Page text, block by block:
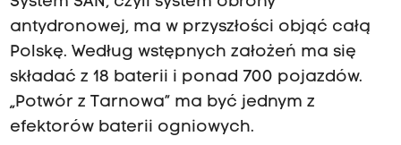
antydronowej, ma w przyszłości objąć całą
Polskę. Według wstępnych założeń ma się
składać z 18 baterii i ponad 700 pojazdów.
„Potwór z Tarnowa” ma być jednym z
efektorów baterii ogniowych.